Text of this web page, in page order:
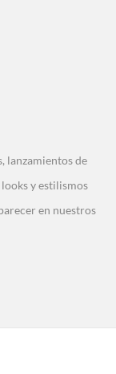
lanzamientos de
y estilismos
en nuestros